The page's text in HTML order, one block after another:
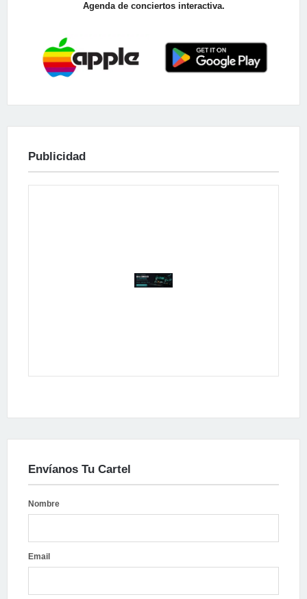
Agenda de conciertos interactiva.
Publicidad
Publicidad
Envíanos Tu Cartel
Nombre
Email